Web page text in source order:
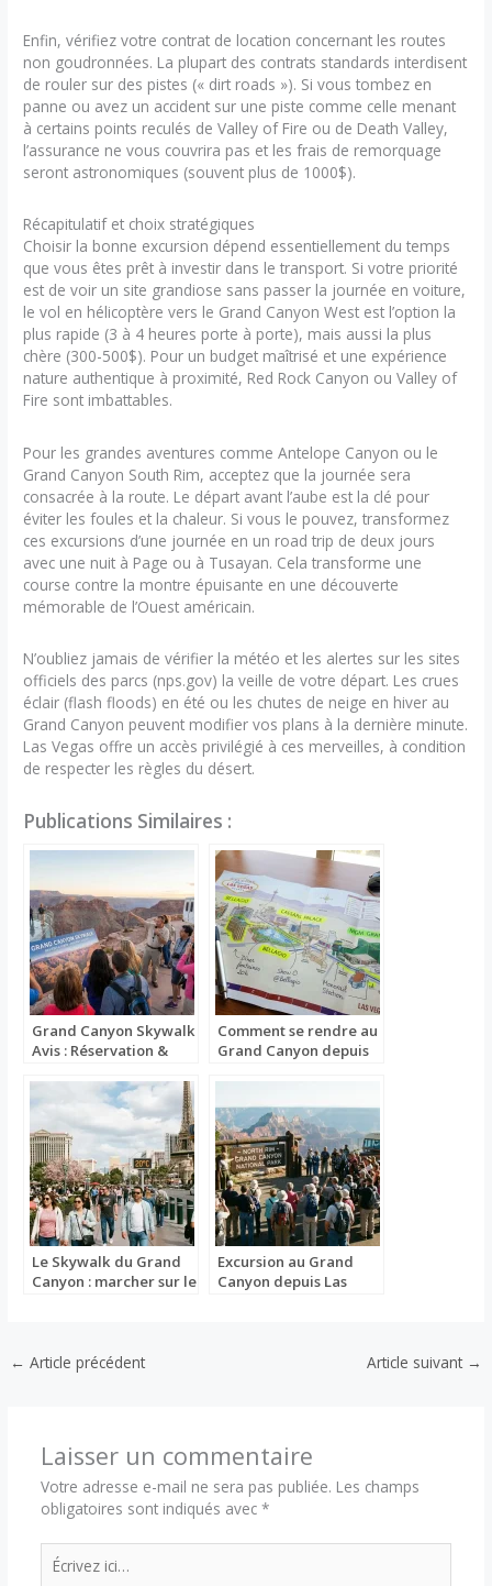
Enfin, vérifiez votre contrat de location concernant les routes
non goudronnées. La plupart des contrats standards interdisent
de rouler sur des pistes (« dirt roads »). Si vous tombez en
panne ou avez un accident sur une piste comme celle menant
à certains points reculés de Valley of Fire ou de Death Valley,
l’assurance ne vous couvrira pas et les frais de remorquage
seront astronomiques (souvent plus de 1000$).
Récapitulatif et choix stratégiques
Choisir la bonne excursion dépend essentiellement du temps
que vous êtes prêt à investir dans le transport. Si votre priorité
est de voir un site grandiose sans passer la journée en voiture,
le vol en hélicoptère vers le Grand Canyon West est l’option la
plus rapide (3 à 4 heures porte à porte), mais aussi la plus
chère (300-500$). Pour un budget maîtrisé et une expérience
nature authentique à proximité, Red Rock Canyon ou Valley of
Fire sont imbattables.
Pour les grandes aventures comme Antelope Canyon ou le
Grand Canyon South Rim, acceptez que la journée sera
consacrée à la route. Le départ avant l’aube est la clé pour
éviter les foules et la chaleur. Si vous le pouvez, transformez
ces excursions d’une journée en un road trip de deux jours
avec une nuit à Page ou à Tusayan. Cela transforme une
course contre la montre épuisante en une découverte
mémorable de l’Ouest américain.
N’oubliez jamais de vérifier la météo et les alertes sur les sites
officiels des parcs (nps.gov) la veille de votre départ. Les crues
éclair (flash floods) en été ou les chutes de neige en hiver au
Grand Canyon peuvent modifier vos plans à la dernière minute.
Las Vegas offre un accès privilégié à ces merveilles, à condition
de respecter les règles du désert.
Publications Similaires :
Grand Canyon Skywalk
Avis : Réservation &
Comment se rendre au
Grand Canyon depuis
Le Skywalk du Grand
Canyon : marcher sur le
Excursion au Grand
Canyon depuis Las
← Article précédent Article suivant →
Laisser un commentaire
Votre adresse e-mail ne sera pas publiée. Les champs
obligatoires sont indiqués avec *
Écrivez
ici…